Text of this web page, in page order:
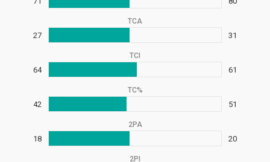
TCA
27 31
TCI
64 61
TC%
42 51
2PA
18 20
2PI